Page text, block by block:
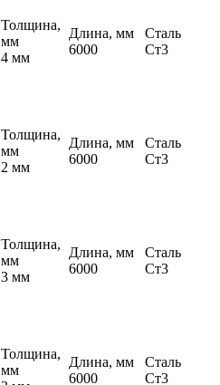
Толщина,
мм
4 мм
Длина, мм
6000
Сталь
Ст3
Толщина,
мм
2 мм
Длина, мм
6000
Сталь
Ст3
Толщина,
мм
3 мм
Длина, мм
6000
Сталь
Ст3
Толщина,
мм
Длина, мм
6000
Сталь
Ст3